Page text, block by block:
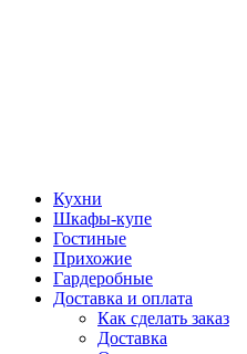
Кухни
Шкафы-купе
Гостиные
Прихожие
Гардеробные
Доставка и оплата
Как сделать заказ
Доставка